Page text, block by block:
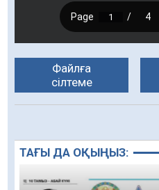
Файлға
сілтеме
ТАҒЫ ДА ОҚЫҢЫЗ: